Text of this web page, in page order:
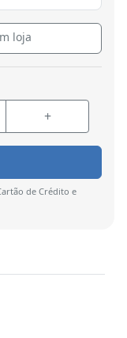
loja
+
de Crédito e